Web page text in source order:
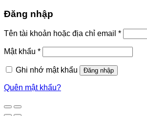
Đăng nhập
Tên tài khoản hoặc địa chỉ email *
Mật khẩu *
Ghi nhớ mật khẩu Đăng nhập
Quên mật khẩu?